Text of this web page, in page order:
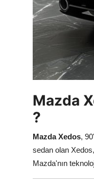
Mazda
?
Mazda Xedos,
sedan olan
Mazda'nın